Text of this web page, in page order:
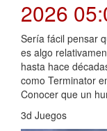
2026
Sería fácil pensar
es algo
hasta hace
como Terminator
Conocer que un
3d Juegos